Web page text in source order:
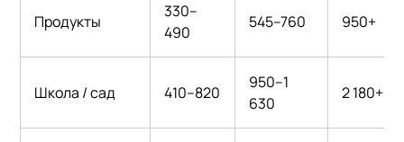
Продукты
330–
490
545–760 950+
Школа / сад 410–820
950–1
630
2 180+